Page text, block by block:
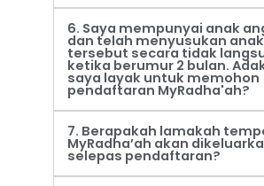
6. Saya mempunyai anak
dan telah menyusukan anak
tersebut secara tidak
ketika berumur 2 bulan.
saya layak untuk memohon
pendaftaran MyRadha'ah?
7. Berapakah lamakah
MyRadha’ah akan
selepas pendaftaran?